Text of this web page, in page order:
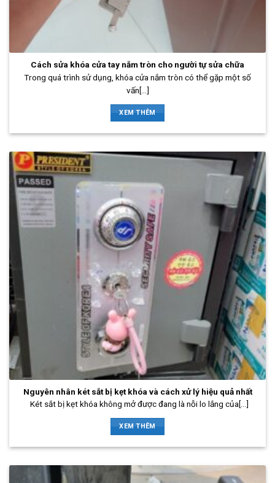
Cách sửa khóa cửa tay nắm tròn cho người tự sửa chữa
Trong quá trình sử dụng, khóa cửa nắm tròn có thể gặp một số
vấn[...]
XEM THÊM
Nguyên nhân két sắt bị kẹt khóa và cách xử lý hiệu quả nhất
Két sắt bị kẹt khóa không mở được đang là nỗi lo lắng của[...]
XEM THÊM